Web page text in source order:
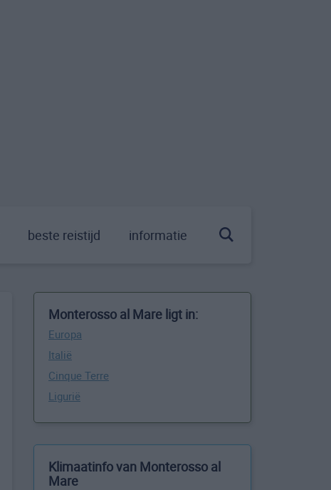
beste reistijd informatie
Monterosso al Mare ligt in:
Europa
Italië
Cinque Terre
Ligurië
Klimaatinfo van Monterosso al
Mare